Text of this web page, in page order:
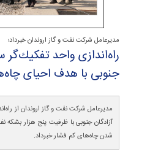
مدیرعامل شرکت نفت و گاز اروندان خبرداد؛
راه‌اندازی واحد تفكیك‌گر
جنوبی با هدف احیای
مدیرعامل شرکت نفت و گاز اروندان از
آزادگان جنوبی با ظرفیت پنج هزار بشکه
شدن چاه‌های کم فشار خبرداد.